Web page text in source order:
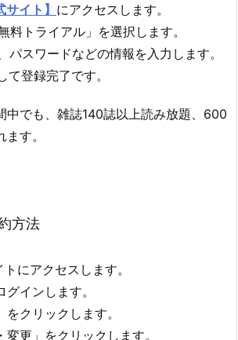
イト】 にアクセスします。
料トライアル」を選択します。
パスワードなどの情報を入力します。
登録完了です。
中でも、雑誌140誌以上読み放題、600
す。
方法
にアクセスします。
グインします。
をクリックします。
変更」をクリックします。